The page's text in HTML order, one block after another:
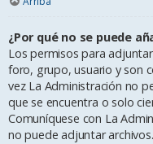
¿Por qué no se puede
Los permisos para
foro, grupo, usuario y son
vez La Administración no
que se encuentra o solo
Comuníquese con La
no puede adjuntar archivos.